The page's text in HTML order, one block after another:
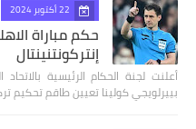
22 أكتوبر 2024
حكم مباراة
إنتركونتنينتال
أعلنت لجنة الحكام الرئيسية
بييرلويجي كولينا تعيين طاقم تحكيم